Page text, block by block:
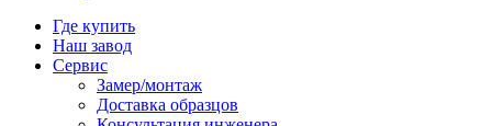
Где купить
Наш завод
Сервис
Замер/монтаж
Доставка образцов